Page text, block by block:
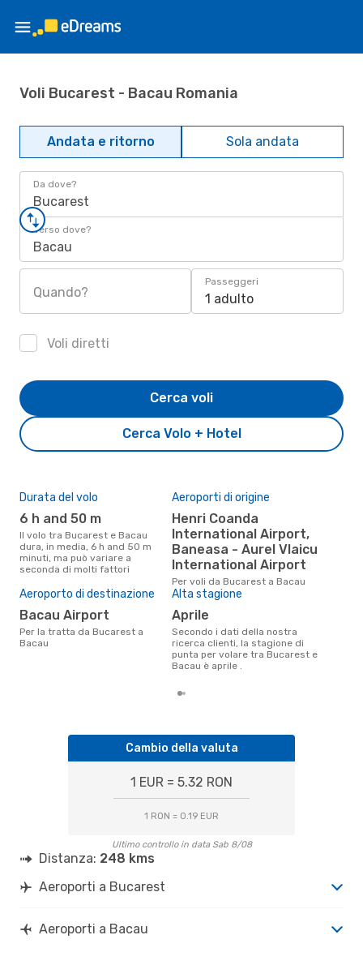
Voli Bucarest - Bacau Romania
Andata e ritorno Sola andata
Da dove?
Bucarest
Verso dove?
Bacau
Quando?
Passeggeri
1 adulto
Voli diretti
Cerca Volo + Hotel
Cerca voli
Durata del volo
6 h and 50 m
Il volo tra Bucarest e Bacau
dura, in media, 6 h and 50 m
minuti, ma può variare a
seconda di molti fattori
Aeroporti di origine
Henri Coanda
International Airport,
Baneasa - Aurel Vlaicu
International Airport
Per voli da Bucarest a Bacau
Aeroporto di destinazione
Bacau Airport
Per la tratta da Bucarest a
Bacau
Alta stagione
aprile
Secondo i dati della nostra
ricerca clienti, la stagione di
punta per volare tra Bucarest e
Bacau è aprile .
Cambio della valuta
1 EUR = 5.32 RON
1 RON = 0.19 EUR
Ultimo controllo in data Sab 8/08
Distanza: 248 kms
Aeroporti a Bucarest
Aeroporti a Bacau